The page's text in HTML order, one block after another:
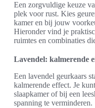
Een zorgvuldige keuze
plek voor rust. Kies
kamer en bij jouw
Hieronder vind je
ruimtes en combinaties
Lavendel: kalmerende
Een lavendel geurkaars
kalmerende effect. Je
slaapkamer of bij een
spanning te verminderen.